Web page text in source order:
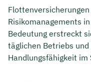
Risikomanagements
Bedeutung erstreckt
täglichen Betriebs
Handlungsfähigkeit im